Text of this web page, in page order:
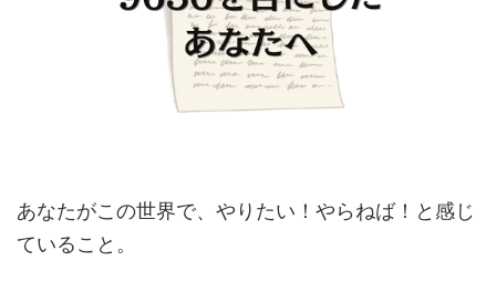
あなたがこの世界で、やりたい！やらねば！と感じ
ていること。